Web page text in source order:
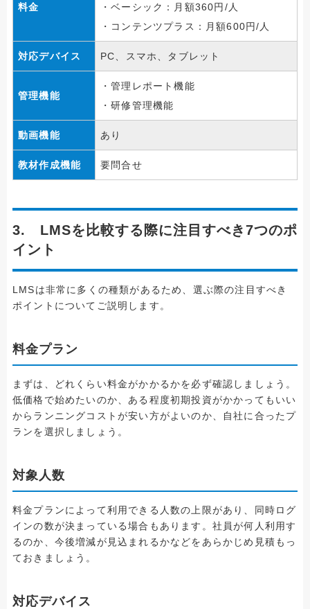
料金
・ベーシック：月額360円/人
・コンテンツプラス：月額600円/人
対応デバイス PC、スマホ、タブレット
管理機能
・管理レポート機能
・研修管理機能
動画機能 あり
教材作成機能 要問合せ
3. LMSを比較する際に注目すべき7つのポ
イント
LMSは非常に多くの種類があるため、選ぶ際の注目すべき
ポイントについてご説明します。
料金プラン
まずは、どれくらい料金がかかるかを必ず確認しましょう。
低価格で始めたいのか、ある程度初期投資がかかってもいい
からランニングコストが安い方がよいのか、自社に合ったプ
ランを選択しましょう。
対象人数
料金プランによって利用できる人数の上限があり、同時ログ
インの数が決まっている場合もあります。社員が何人利用す
るのか、今後増減が見込まれるかなどをあらかじめ見積もっ
ておきましょう。
対応デバイス